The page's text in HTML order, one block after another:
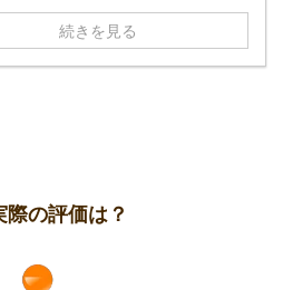
続きを見る
の評価は？